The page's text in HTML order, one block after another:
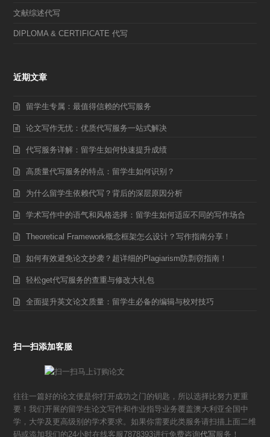
文献综述代写
DIPLOMA & CERTIFICATE 代写
近期文章
留学生专属：最值得信赖的代写服务
论文写作无忧：优质代写服务一站式解决
代写服务详解：留学生如何快速提升成绩
高质量代写服务的特点：留学生如何识别？
为什么留学生依赖代写？背后的深层原因分析
学术写作中的语气和风格选择：留学生如何适应不同的写作场合
Theoretical Framework概念框架怎么设计？写作指南分享！
如何有效避免论文抄袭？超详细的Plagiarism防剽窃指南！
轻松get代写服务的查重与修改大礼包
全面提升英文论文质量：留学生必备的编辑与校对技巧
扫一扫添加客服
往往一篇好的论文便是你打开成功之门的钥匙，所以选择比努力更重
要！我们开展的留学生论文写作和作业指导业务覆盖澳大利亚全国中
学，大学及更高级别的学术要求。如果你需要此类服务请扫描上面二维
码或添加我们的24小时在线客服7878393进行免费咨询代写 服务！